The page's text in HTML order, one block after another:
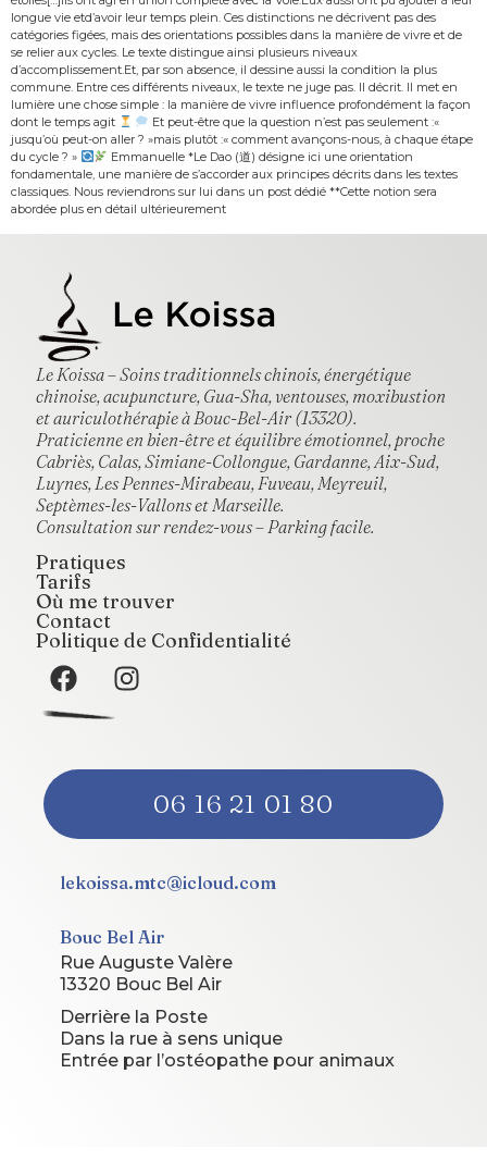
longue vie etd’avoir leur temps plein. Ces distinctions ne décrivent pas des
catégories figées, mais des orientations possibles dans la manière de vivre et de
se relier aux cycles. Le texte distingue ainsi plusieurs niveaux
d’accomplissement.Et, par son absence, il dessine aussi la condition la plus
commune. Entre ces différents niveaux, le texte ne juge pas. Il décrit. Il met en
lumière une chose simple : la manière de vivre influence profondément la façon
dont le temps agit
Et peut-être que la question n’est pas seulement :«
jusqu’où peut-on aller ? »mais plutôt :« comment avançons-nous, à chaque étape
du cycle ? »
Emmanuelle *Le Dao (道) désigne ici une orientation
fondamentale, une manière de s’accorder aux principes décrits dans les textes
classiques. Nous reviendrons sur lui dans un post dédié **Cette notion sera
abordée plus en détail ultérieurement
Le Koissa – Soins traditionnels chinois, énergétique
chinoise, acupuncture, Gua-Sha, ventouses, moxibustion
et auriculothérapie à Bouc-Bel-Air (13320).
Praticienne en bien-être et équilibre émotionnel, proche
Cabriès, Calas, Simiane-Collongue, Gardanne, Aix-Sud,
Luynes, Les Pennes-Mirabeau, Fuveau, Meyreuil,
Septèmes-les-Vallons et Marseille.
Consultation sur rendez-vous – Parking facile.
Pratiques
Tarifs
Où me trouver
Contact
Politique de Confidentialité
06 16 21 01 80
lekoissa.mtc@icloud.com
Bouc Bel Air
Rue Auguste Valère
13320 Bouc Bel Air
Derrière la Poste
Dans la rue à sens unique
Entrée par l’ostéopathe pour animaux